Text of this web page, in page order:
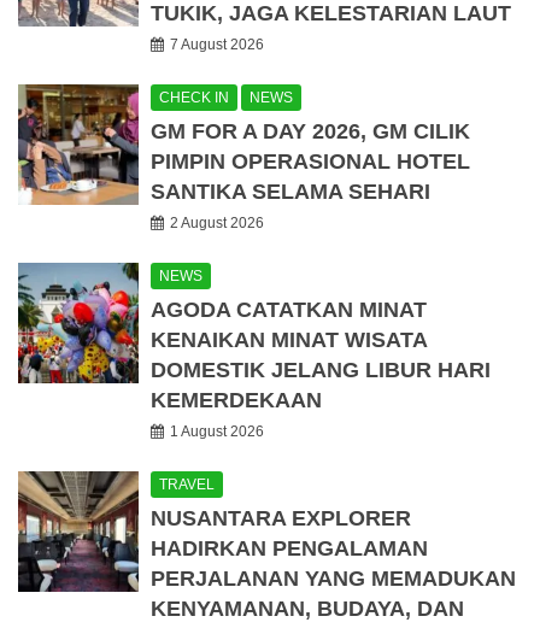
TUKIK, JAGA KELESTARIAN LAUT
7 August 2026
CHECK IN NEWS
GM FOR A DAY 2026, GM CILIK
PIMPIN OPERASIONAL HOTEL
SANTIKA SELAMA SEHARI
2 August 2026
NEWS
AGODA CATATKAN MINAT
KENAIKAN MINAT WISATA
DOMESTIK JELANG LIBUR HARI
KEMERDEKAAN
1 August 2026
TRAVEL
NUSANTARA EXPLORER
HADIRKAN PENGALAMAN
PERJALANAN YANG MEMADUKAN
KENYAMANAN, BUDAYA, DAN